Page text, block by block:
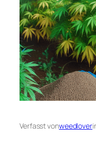
Verfasst vonweedlover